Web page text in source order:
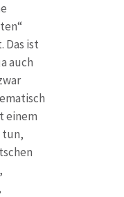
Das ist
auch
einem
tun,